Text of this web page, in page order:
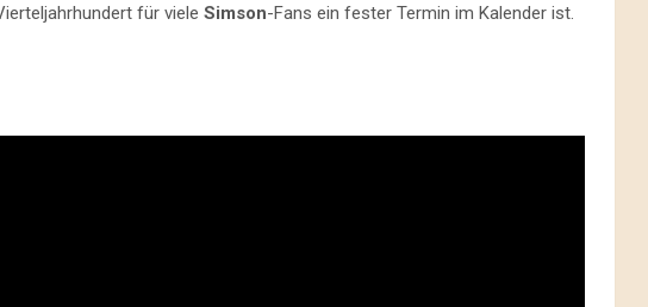
für viele Simson-Fans ein fester Termin im Kalender ist.